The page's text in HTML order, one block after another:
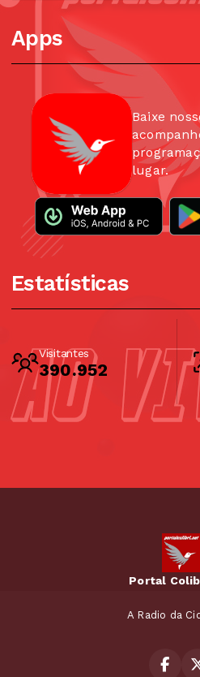
Apps
Baixe
lugar.
Estatísticas
Visitantes
390.952
Portal
A Radio da